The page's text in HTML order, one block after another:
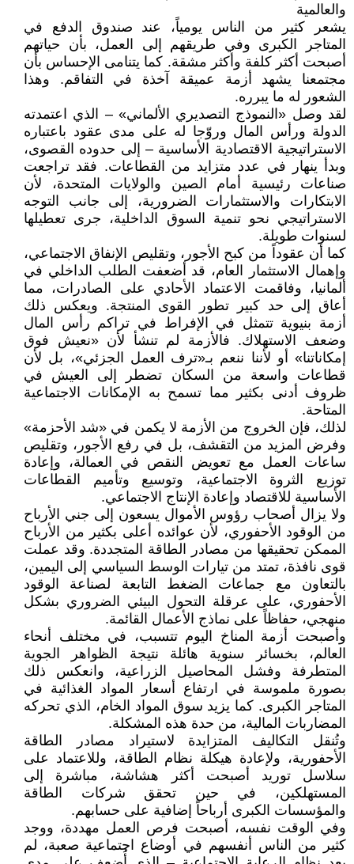
والعالمية
يشعر كثير من الناس يومياً، عند صندوق الدفع في
المتاجر الكبرى وفي طريقهم إلى العمل، بأن حياتهم
أصبحت أكثر كلفة وأكثر مشقة. كما يتنامى الإحساس بأن
مجتمعنا يشهد أزمة عميقة آخذة في التفاقم. وهذا
الشعور له ما يبرره.
لقد وصل «النموذج التصديري الألماني» – الذي اعتمدته
الدولة ورأس المال وروّجا له على مدى عقود باعتباره
الاستراتيجية الاقتصادية الأساسية – إلى حدوده القصوى،
وبدأ ينهار في عدد متزايد من القطاعات. فقد تراجعت
صناعات رئيسية أمام الصين والولايات المتحدة، لأن
الابتكارات والاستثمارات الضرورية، إلى جانب التوجه
الاستراتيجي نحو تنمية السوق الداخلية، جرى تعطيلها
لسنوات طويلة.
كما أن عقوداً من كبح الأجور، وتقليص الإنفاق الاجتماعي،
وإهمال الاستثمار العام، قد أضعفت الطلب الداخلي في
ألمانيا، وفاقمت الاعتماد الأحادي على الصادرات، مما
أعاق إلى حد كبير تطور القوى المنتجة. ويعكس ذلك
أزمة بنيوية تتمثل في الإفراط في تراكم رأس المال
وضعف الاستهلاك. فالأزمة لم تنشأ لأن «نعيش فوق
إمكاناتنا» أو لأننا ننعم بـ«ترف العمل الجزئي»، بل لأن
قطاعات واسعة من السكان تضطر إلى العيش في
ظروف أدنى بكثير مما تسمح به الإمكانات الاجتماعية
المتاحة.
لذلك، فإن الخروج من الأزمة لا يكمن في «شد الأحزمة»
وفرض المزيد من التقشف، بل في رفع الأجور، وتقليص
ساعات العمل مع تعويض النقص في العمالة، وإعادة
توزيع الثروة الاجتماعية، وتوسيع وتأميم القطاعات
الأساسية للاقتصاد وإعادة الإنتاج الاجتماعي.
ولا يزال أصحاب رؤوس الأموال يسعون إلى جني الأرباح
من الوقود الأحفوري، لأن عوائده أعلى بكثير من الأرباح
الممكن تحقيقها من مصادر الطاقة المتجددة. وقد عملت
قوى نافذة، تمتد من تيارات الوسط السياسي إلى اليمين،
بالتعاون مع جماعات الضغط التابعة لصناعة الوقود
الأحفوري، على عرقلة التحول البيئي الضروري بشكل
منهجي، حفاظاً على نماذج الأعمال القائمة.
وأصبحت أزمة المناخ اليوم تتسبب، في مختلف أنحاء
العالم، بخسائر سنوية هائلة نتيجة الظواهر الجوية
المتطرفة وفشل المحاصيل الزراعية، وانعكس ذلك
بصورة ملموسة في ارتفاع أسعار المواد الغذائية في
المتاجر الكبرى. كما يزيد سوق المواد الخام، الذي تحركه
المضاربات المالية، من حدة هذه المشكلة.
وتُنقل التكاليف المتزايدة لاستيراد مصادر الطاقة
الأحفورية، ولإعادة هيكلة نظام الطاقة، وللاعتماد على
سلاسل توريد أصبحت أكثر هشاشة، مباشرة إلى
المستهلكين، في حين تحقق شركات الطاقة
والمؤسسات الكبرى أرباحاً إضافية على حسابهم.
وفي الوقت نفسه، أصبحت فرص العمل مهددة، ووجد
كثير من الناس أنفسهم في أوضاع اجتماعية صعبة، لم